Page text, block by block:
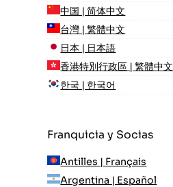
中国 | 简体中文
台灣 | 繁體中文
日本 | 日本語
香港特別行政區 | 繁體中文
한국 | 한국어
Franquicia y Socias
Antilles | Français
Argentina | Español